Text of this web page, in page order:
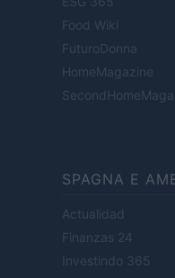
Food Wiki
FuturoDonna
HomeMagazine
SPAGNA E
Actualidad
Finanzas 24
Investindo 365